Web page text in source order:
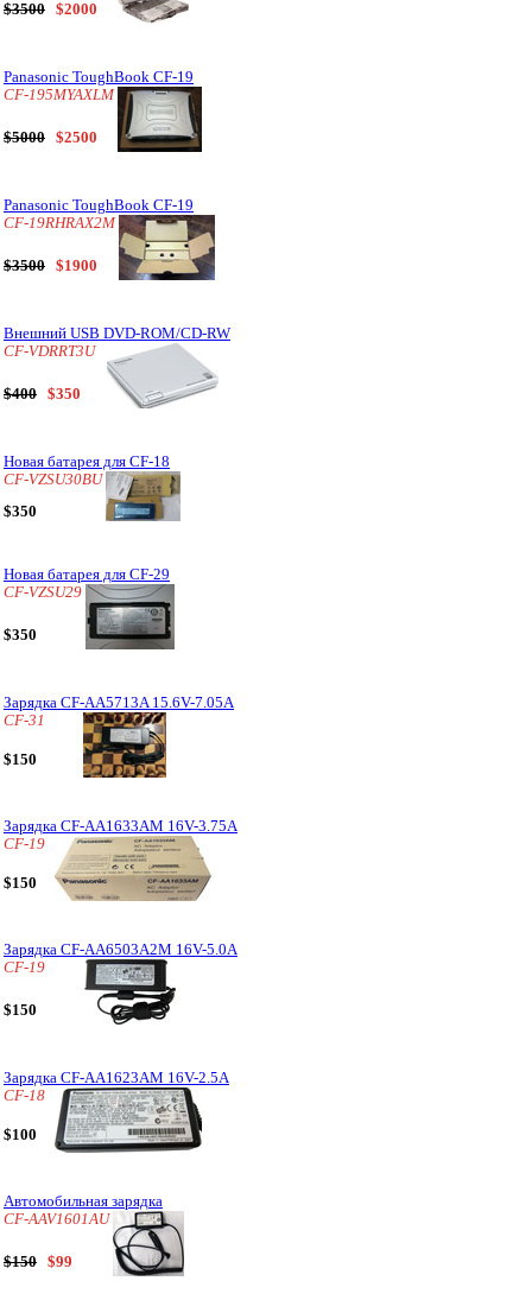
$3500 $2000
Panasonic ToughBook CF-19
CF-195MYAXLM
$5000 $2500
Panasonic ToughBook CF-19
CF-19RHRAX2M
$3500 $1900
Внешний USB DVD-ROM/CD-RW
CF-VDRRT3U
$400 $350
Новая батарея для CF-18
CF-VZSU30BU
$350
Новая батарея для CF-29
CF-VZSU29
$350
Зарядка CF-AA5713A 15.6V-7.05A
CF-31
$150
Зарядка CF-AA1633AM 16V-3.75A
CF-19
$150
Зарядка CF-AA6503A2M 16V-5.0A
CF-19
$150
Зарядка CF-AA1623AM 16V-2.5A
CF-18
$100
Автомобильная зарядка
CF-AAV1601AU
$150 $99